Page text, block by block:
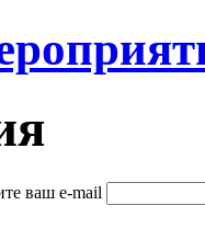
ваш e-mail